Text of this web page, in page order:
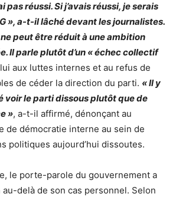
pas réussi. Si j’avais réussi, je serais
», a-t-il lâché devant les journalistes.
peut être réduit à une ambition
Il parle plutôt d’un « échec collectif
aux luttes internes et au refus de
de céder la direction du parti. « Il y
voir le parti dissous plutôt que de
», a-t-il affirmé, dénonçant au
de démocratie interne au sein de
politiques aujourd’hui dissoutes.
le porte-parole du gouvernement a
delà de son cas personnel. Selon